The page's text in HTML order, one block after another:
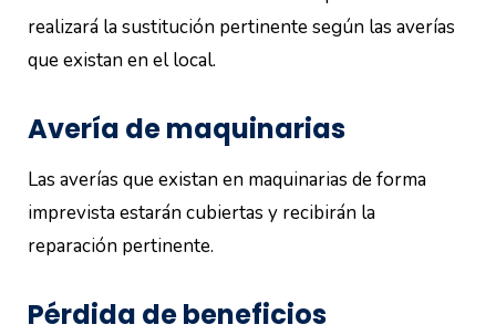
realizará la sustitución pertinente según las averías
que existan en el local.
Avería de maquinarias
Las averías que existan en maquinarias de forma
imprevista estarán cubiertas y recibirán la
reparación pertinente.
Pérdida de beneficios